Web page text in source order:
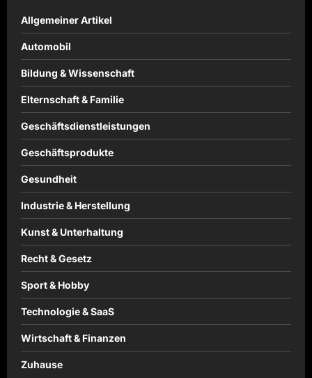
Allgemeiner Artikel
Automobil
Bildung & Wissenschaft
Elternschaft & Familie
Geschäftsdienstleistungen
Geschäftsprodukte
Gesundheit
Industrie & Herstellung
Kunst & Unterhaltung
Recht & Gesetz
Sport & Hobby
Technologie & SaaS
Wirtschaft & Finanzen
Zuhause